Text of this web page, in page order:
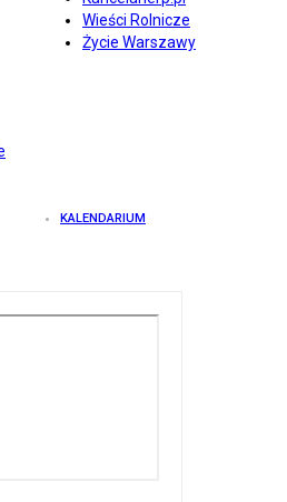
Wieści Rolnicze
Życie Warszawy
KALENDARIUM